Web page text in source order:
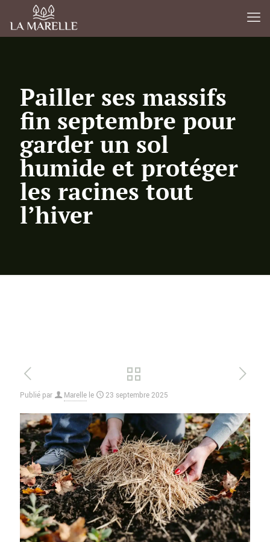
Pailler ses massifs
fin septembre pour
garder un sol
humide et protéger
les racines tout
l’hiver
Publié par Marelle le 23 septembre 2025